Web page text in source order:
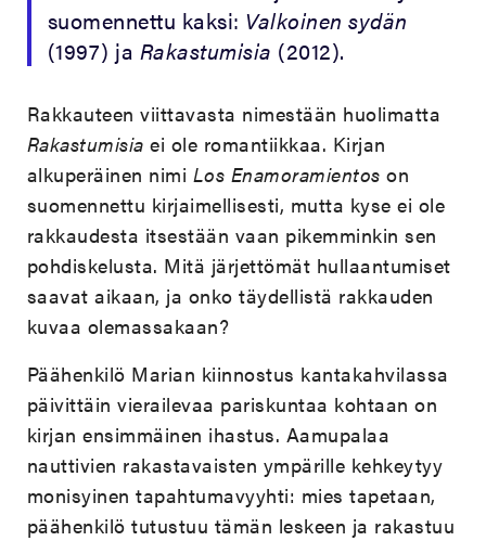
suomennettu kaksi: Valkoinen sydän
(1997) ja Rakastumisia (2012).
Rakkauteen viittavasta nimestään huolimatta
Rakastumisia ei ole romantiikkaa. Kirjan
alkuperäinen nimi Los Enamoramientos on
suomennettu kirjaimellisesti, mutta kyse ei ole
rakkaudesta itsestään vaan pikemminkin sen
pohdiskelusta. Mitä järjettömät hullaantumiset
saavat aikaan, ja onko täydellistä rakkauden
kuvaa olemassakaan?
Päähenkilö Marian kiinnostus kantakahvilassa
päivittäin vierailevaa pariskuntaa kohtaan on
kirjan ensimmäinen ihastus. Aamupalaa
nauttivien rakastavaisten ympärille kehkeytyy
monisyinen tapahtumavyyhti: mies tapetaan,
päähenkilö tutustuu tämän leskeen ja rakastuu